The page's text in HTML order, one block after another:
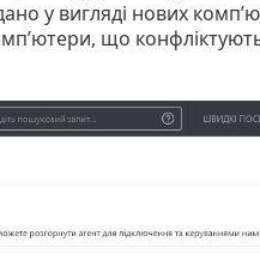
у вигляді нових
що